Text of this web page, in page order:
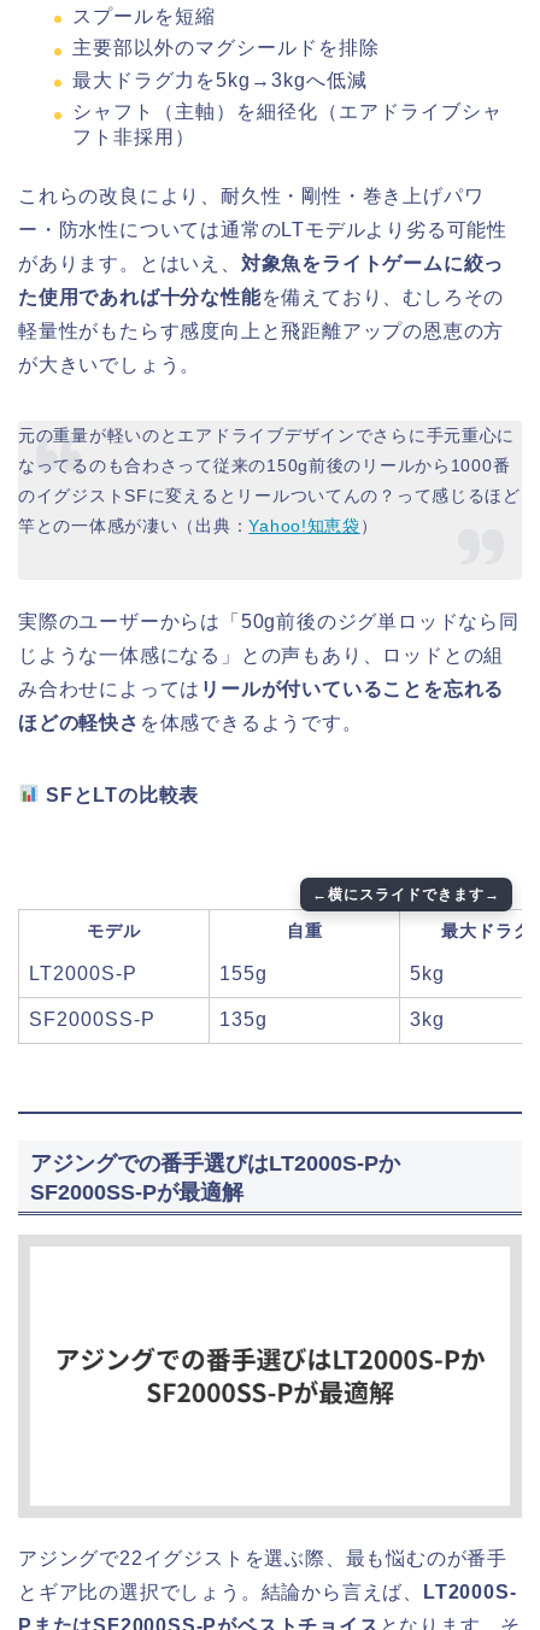
スプールを短縮
主要部以外のマグシールドを排除
最大ドラグ力を5kg→3kgへ低減
シャフト（主軸）を細径化（エアドライブシャ
フト非採用）
これらの改良により、耐久性・剛性・巻き上げパワ
ー・防水性については通常のLTモデルより劣る可能性
があります。とはいえ、 対象魚をライトゲームに絞っ
た使用であれば十分な性能を備えており、むしろその
軽量性がもたらす感度向上と飛距離アップの恩恵の方
が大きいでしょう。
元の重量が軽いのとエアドライブデザインでさらに手元重心に
なってるのも合わさって従来の150g前後のリールから1000番
のイグジストSFに変えるとリールついてんの？って感じるほど
竿との一体感が凄い（出典：Yahoo!知恵袋）
実際のユーザーからは「50g前後のジグ単ロッドなら同
じような一体感になる」との声もあり、ロッドとの組
み合わせによっては リールが付いていることを忘れる
ほどの軽快さ を体感できるようです。
SFとLTの比較表
モデル 自重 最大ドラグ
LT2000S-P 155g 5kg
SF2000SS-P 135g 3kg
アジングでの番手選びはLT2000S-Pか
SF2000SS-Pが最適解
アジングで22イグジストを選ぶ際、最も悩むのが番手
とギア比の選択でしょう。結論から言えば、
LT2000S-
PまたはSF2000SS-Pがベストチョイス となります。そ